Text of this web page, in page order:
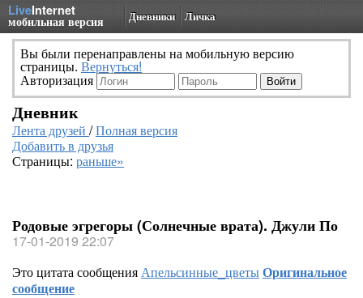
LiveInternet
мобильная версия Дневники Личка
Вы были перенаправлены на мобильную версию
страницы. Вернуться!
Авторизация
Дневник
Лента друзей /Полная версия
Добавить в друзья
Страницы: раньше»
Родовые эгрегоры (Солнечные врата). Джули По
17-01-2019 22:07
Это цитата сообщенияАпельсинные_цветыОригинальное
сообщение